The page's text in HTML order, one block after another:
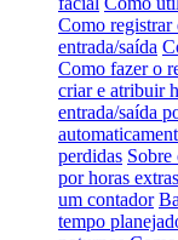
Como registrar
entrada/saída
Como fazer o
criar e atribuir
entrada/saída
perdidas Sobre
por horas extras
um contador
tempo